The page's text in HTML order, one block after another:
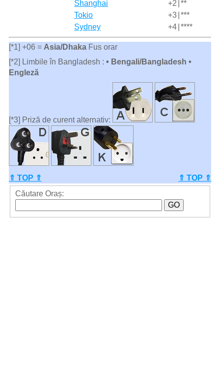
Shanghai
+2 **
Tokio
+3 ***
Sydney
+4 ****
[*1] +06 = Asia/DhakaFus orar
[*2] Limbile în Bangladesh : • Bengali/Bangladesh •
Engleză
[*3] Priză de curent alternativ:
⇑ TOP ⇑
⇑ TOP ⇑
Căutare Oraș: